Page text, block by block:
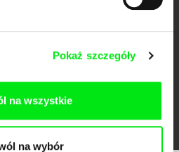
Pokaż szczegóły
na wszystkie
na wybór
IDFF Visions du Réel